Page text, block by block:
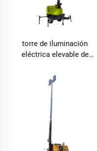
torre de iluminación
eléctrica elevable de